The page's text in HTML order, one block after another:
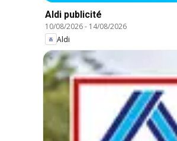
Aldi publicité
10/08/2026- 14/08/2026
Aldi